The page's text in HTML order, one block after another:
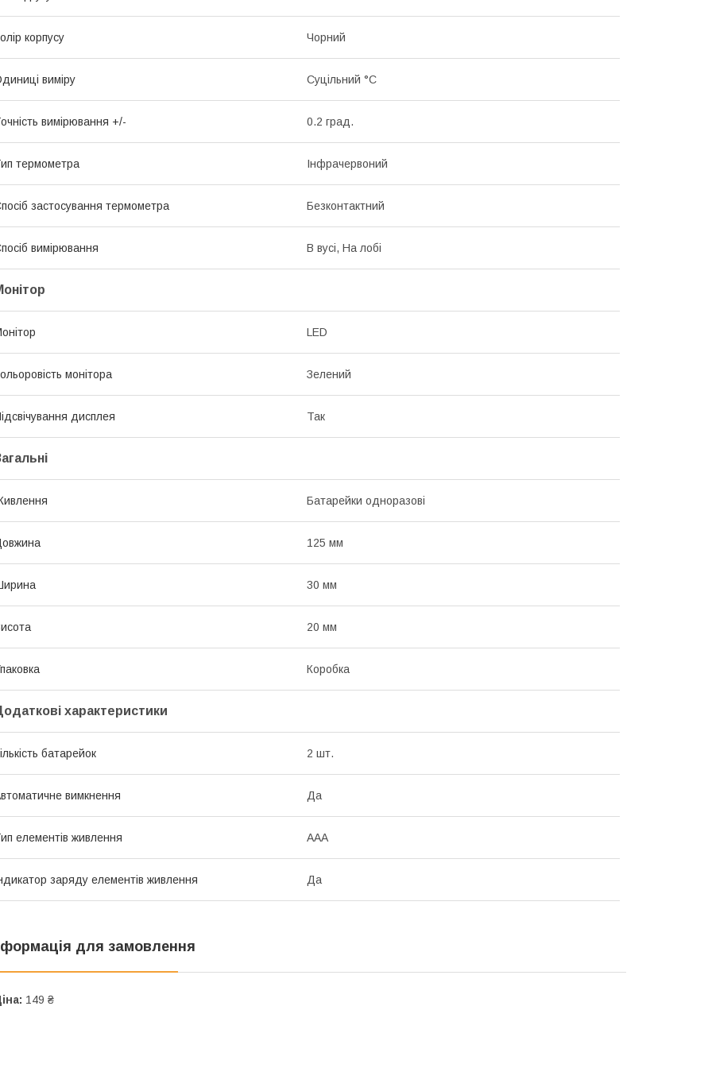
корпусу Чорний
виміру Суцільний °C
вимірювання +/- 0.2 град.
термометра Інфрачервоний
застосування термометра Безконтактний
вимірювання В вусі, На лобі
LED
монітора Зелений
дисплея Так
Батарейки одноразові
125 мм
30 мм
20 мм
Коробка
характеристики
батарейок 2 шт.
вимкнення Да
елементів живлення AAA
заряду елементів живлення Да
для замовлення
149 ₴